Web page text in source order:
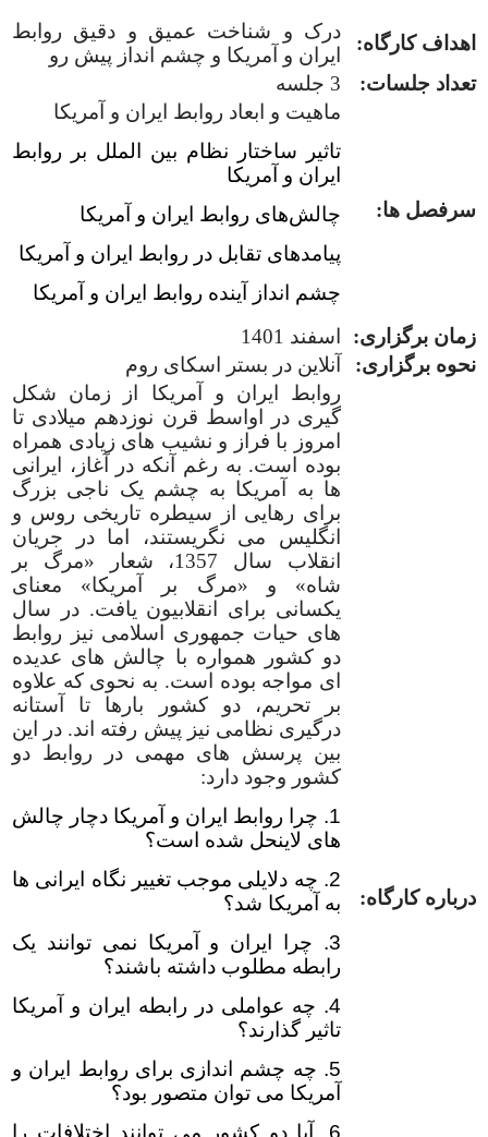
اهداف کارگاه:
درک و شناخت عمیق و دقیق روابط
ایران و آمریکا و چشم انداز پیش رو
تعداد جلسات:
3 جلسه
سرفصل ها:
ماهیت و ابعاد روابط ایران و آمریکا
تاثیر ساختار نظام بین الملل بر روابط
ایران و آمریکا
چالش‌های روابط ایران و آمریکا
پیامدهای تقابل در روابط ایران و آمریکا
چشم انداز آینده روابط ایران و آمریکا
زمان برگزاری:
اسفند 1401
نحوه برگزاری:
آنلاین در بستر اسکای روم
درباره کارگاه:
روابط ایران و آمریکا از زمان شکل
گیری در اواسط قرن نوزدهم میلادی تا
امروز با فراز و نشیب های زیادی همراه
بوده است. به رغم آنکه در آغاز، ایرانی
ها به آمریکا به چشم یک ناجی بزرگ
برای رهایی از سیطره تاریخی روس و
انگلیس می نگریستند، اما در جریان
انقلاب سال 1357، شعار «مرگ بر
شاه» و «مرگ بر آمریکا» معنای
یکسانی برای انقلابیون یافت. در سال
های حیات جمهوری اسلامی نیز روابط
دو کشور همواره با چالش های عدیده
ای مواجه بوده است. به نحوی که علاوه
بر تحریم، دو کشور بارها تا آستانه
درگیری نظامی نیز پیش رفته اند. در این
بین پرسش های مهمی در روابط دو
کشور وجود دارد:
1. چرا روابط ایران و آمریکا دچار چالش
های لاینحل شده است؟
2. چه دلایلی موجب تغییر نگاه ایرانی ها
به آمریکا شد؟
3. چرا ایران و آمریکا نمی توانند یک
رابطه مطلوب داشته باشند؟
4. چه عواملی در رابطه ایران و آمریکا
تاثیر گذارند؟
5. چه چشم اندازی برای روابط ایران و
آمریکا می توان متصور بود؟
6. آیا دو کشور می توانند اختلافات را